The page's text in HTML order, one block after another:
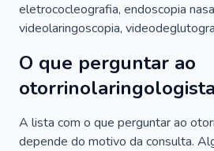
eletrococleografia, endoscopia
videolaringoscopia,
O que perguntar ao
otorrinolaringologista
A lista com o que perguntar ao
depende do motivo da consulta.